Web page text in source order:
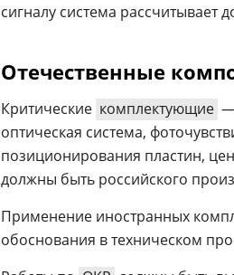
сигналу система рассчитывает
Отечественные
Критические комплектующие
оптическая система,
позиционирования пластин,
должны быть российского
Применение иностранных
обоснования в техническом